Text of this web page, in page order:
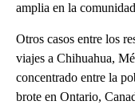
amplia en la
Otros casos entre los
viajes a Chihuahua,
concentrado entre la
brote en Ontario,